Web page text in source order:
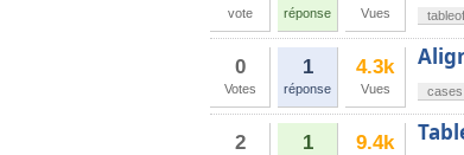
vote réponse Vues
0
Votes
1
réponse
4.3k
Vues cases
2 1 9.4k